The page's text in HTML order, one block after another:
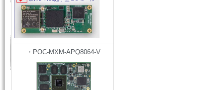
・POC-MXM-APQ8064-V